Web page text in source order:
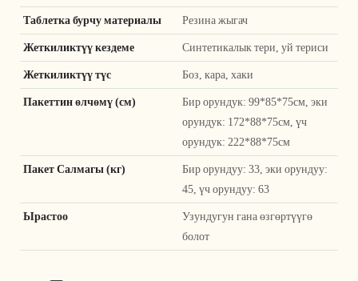
Таблетка бурчу материалы Резина жыгач
Жеткиликтүү кездеме Синтетикалык тери, уй териси
Жеткиликтүү түс Боз, кара, хаки
Пакеттин өлчөмү (см)
Бир орундук: 99*85*75см, эки
орундук: 172*88*75см, үч
орундук: 222*88*75см
Пакет Салмагы (кг)
Бир орундуу: 33, эки орундуу:
45, үч орундуу: 63
Ырастоо
Узундугун гана өзгөртүүгө
болот